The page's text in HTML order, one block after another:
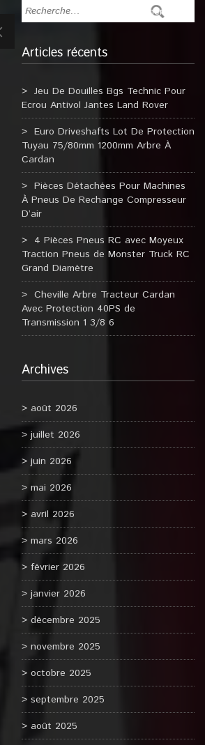
Articles récents
Jeu De Douilles Bgs Technic Pour
Ecrou Antivol Jantes Land Rover
Euro Driveshafts Lot De Protection
Tuyau 75/80mm 1200mm Arbre À
Cardan
Pièces Détachées Pour Machines
À Pneus De Rechange Compresseur
D’air
4 Pièces Pneus RC avec Moyeux
Traction Pneus de Monster Truck RC
Grand Diamètre
Cheville Arbre Tracteur Cardan
Avec Protection 40PS de
Transmission 1 3/8 6
Archives
août 2026
juillet 2026
juin 2026
mai 2026
avril 2026
mars 2026
février 2026
janvier 2026
décembre 2025
novembre 2025
octobre 2025
septembre 2025
août 2025